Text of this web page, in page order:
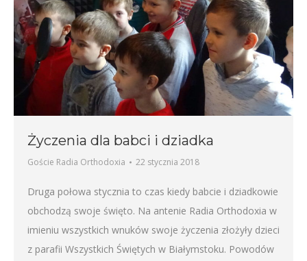
Życzenia dla babci i dziadka
Goście Radia Orthodoxia 22 stycznia 2018
Druga połowa stycznia to czas kiedy babcie i dziadkowie
obchodzą swoje święto. Na antenie Radia Orthodoxia w
imieniu wszystkich wnuków swoje życzenia złożyły dzieci
z parafii Wszystkich Świętych w Białymstoku. Powodów